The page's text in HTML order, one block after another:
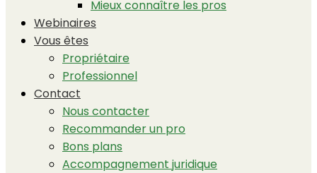
Mieux connaître les pros
Webinaires
Vous êtes
Propriétaire
Professionnel
Contact
Nous contacter
Recommander un pro
Bons plans
Accompagnement juridique